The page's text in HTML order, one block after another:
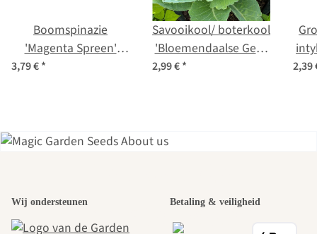
Boomspinazie
'Magenta Spreen'
(Chenopodium
3,79 €*
Savooikool/ boterkool
'Bloemendaalse Gele'
(Brassica oleracea
2,99 €* 2,39
mooiste paden
Wij ondersteunen Betaling & veiligheid